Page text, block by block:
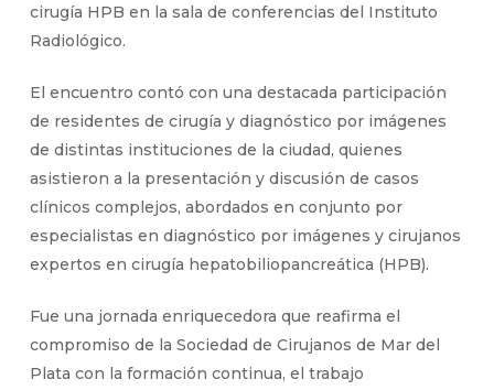
cirugía HPB en la sala de conferencias del Instituto
Radiológico.
El encuentro contó con una destacada participación
de residentes de cirugía y diagnóstico por imágenes
de distintas instituciones de la ciudad, quienes
asistieron a la presentación y discusión de casos
clínicos complejos, abordados en conjunto por
especialistas en diagnóstico por imágenes y cirujanos
expertos en cirugía hepatobiliopancreática (HPB).
Fue una jornada enriquecedora que reafirma el
compromiso de la Sociedad de Cirujanos de Mar del
Plata con la formación continua, el trabajo